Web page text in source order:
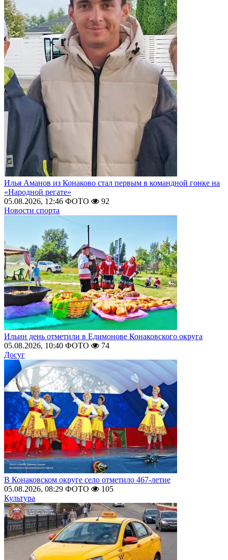
Илья Аманов из Конаково стал первым в командной гонке на
«Народной регате»
05.08.2026, 12:46 ФОТО
92
Новости спорта
Ильин день отметили в Едимонове Конаковского округа
05.08.2026, 10:40 ФОТО
74
Досуг
В Конаковском округе село отметило 467-летие
05.08.2026, 08:29 ФОТО
105
Культура